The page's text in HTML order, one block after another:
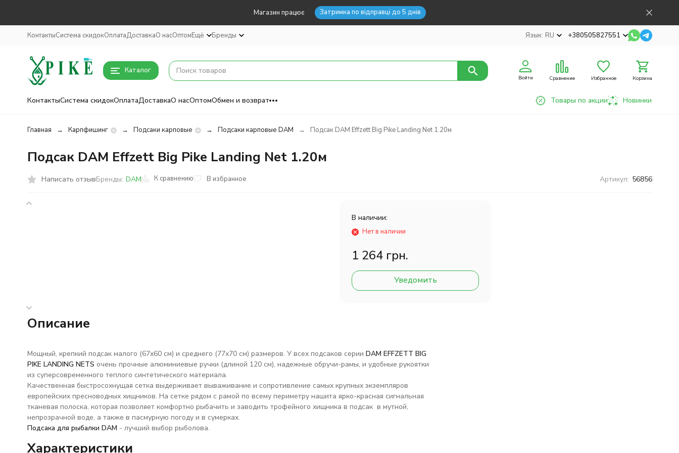
Магазин працює Затримка по відправці до 5 днів
КонтактыСистема скидокОплатаДоставкаО насОптомЕщё Бренды Язык: RU +380505827551
Каталог
Войти Сравнение Избранное Корзина
КонтактыСистема скидокОплатаДоставкаО насОптомОбмен и возврат Товары по акции Новинки
Главная Карпфишинг Подсаки карповые Подсаки карповые DAM Подсак DAM Effzett Big Pike Landing Net 1.20м
Подсак DAM Effzett Big Pike Landing Net 1.20м
Написать отзывБренды: DAM К сравнению В избранное Артикул: 56856
В наличии:
Нет в наличии
1 264 грн.
Уведомить
Описание
Мощный, крепкий подсак малого (67х60 см) и среднего (77х70 см) размеров. У всех подсаков серии DAM EFFZETT BIG
PIKE LANDING NETS очень прочные алюминиевые ручки (длиной 120 см), надежные обручи-рамы, и удобные рукоятки
из суперсовременного теплого синтетического материала.
Качественная быстросохнущая сетка выдерживает вываживание и сопротивление самых крупных экземпляров
европейских пресноводных хищников. На сетке рядом с рамой по всему периметру нашита ярко-красная сигнальная
тканевая полоска, которая позволяет комфортно рыбачить и заводить трофейного хищника в подсак в мутной,
непрозрачной воде, а также в пасмурную погоду и в сумерках.
Подсака для рыбалки DAM - лучший выбор рыболова.
Характеристики